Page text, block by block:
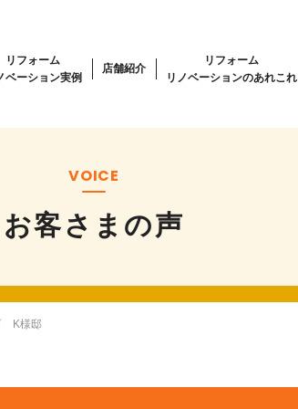
リフォーム
ベーション実例
店舗紹介
リフォーム
リノベーションのあれこれ
VOICE
お客さまの声
K様邸